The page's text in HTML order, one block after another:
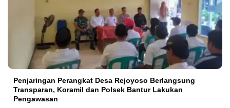
Penjaringan Perangkat Desa Rejoyoso Berlangsung
Transparan, Koramil dan Polsek Bantur Lakukan
Pengawasan